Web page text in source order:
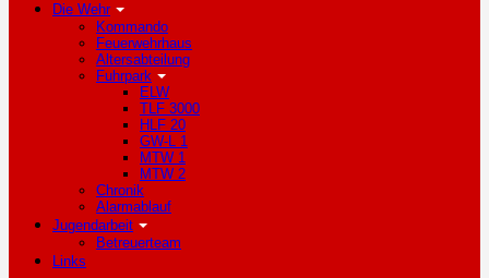
Die Wehr
Kommando
Feuerwehrhaus
Altersabteilung
Fuhrpark
ELW
TLF 3000
HLF 20
GW-L 1
MTW 1
MTW 2
Chronik
Alarmablauf
Jugendarbeit
Betreuerteam
Links